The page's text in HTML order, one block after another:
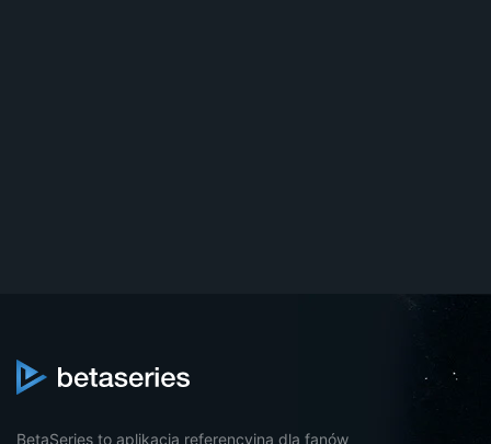
BetaSeries to aplikacja referencyjna dla fanów